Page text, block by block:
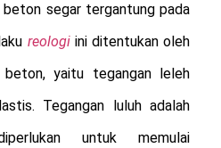
beton segar tergantung pada
reologi ini ditentukan oleh
yaitu tegangan leleh
Tegangan luluh adalah
untuk memulai